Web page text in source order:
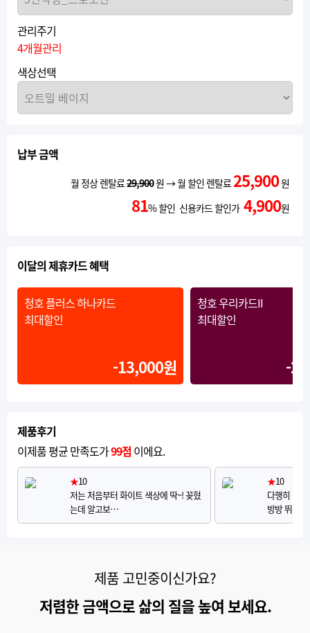
관리주기
4개월관리
색상선택
납부 금액
월 정상 렌탈료29,900원 → 월 할인 렌탈료25,900원
81% 할인 신용카드 할인가 4,900원
이달의 제휴카드 혜택
청호 플러스 하나카드
최대할인
-13,000원
청호 우리카드II
최대할인
-
제품후기
이제품 평균 만족도가99점 이에요.
★10
저는 처음부터 화이트 색상에 딱~! 꽂혔
는데 알고보…
★10
다행히 아
방방 뛰어
제품 고민중이신가요?
저렴한 금액으로 삶의 질을 높여 보세요.